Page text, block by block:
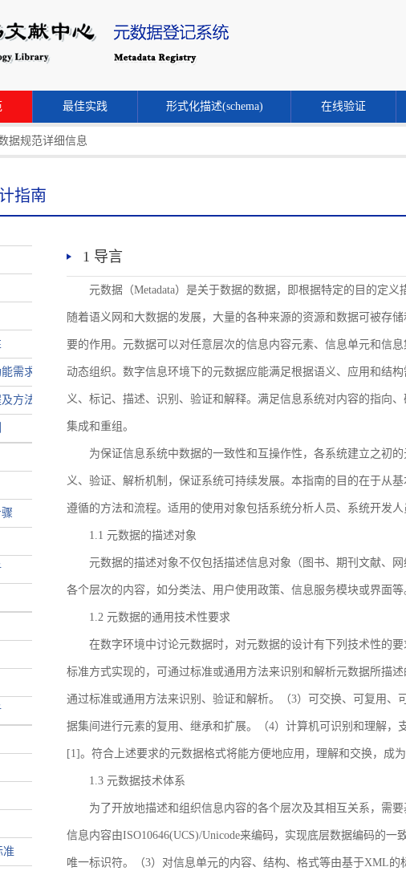
最佳实践 形式化描述(schema) 在线验证
据规范详细信息
指南
需求
方法
准
1 导言
元数据（Metadata）是关于数据的数据，即根据特定的目的定
随着语义网和大数据的发展，大量的各种来源的资源和数据可被存
要的作用。元数据可以对任意层次的信息内容元素、信息单元和信
动态组织。数字信息环境下的元数据应能满足根据语义、应用和结
义、标记、描述、识别、验证和解释。满足信息系统对内容的指向
集成和重组。
为保证信息系统中数据的一致性和互操作性，各系统建立之初
义、验证、解析机制，保证系统可持续发展。本指南的目的在于从
遵循的方法和流程。适用的使用对象包括系统分析人员、系统开发
1.1 元数据的描述对象
元数据的描述对象不仅包括描述信息对象（图书、期刊文献、
各个层次的内容，如分类法、用户使用政策、信息服务模块或界面等
1.2 元数据的通用技术性要求
在数字环境中讨论元数据时，对元数据的设计有下列技术性的
标准方式实现的，可通过标准或通用方法来识别和解析元数据所描
通过标准或通用方法来识别、验证和解析。（3）可交换、可复用
据集间进行元素的复用、继承和扩展。（4）计算机可识别和理解
[1]。符合上述要求的元数据格式将能方便地应用，理解和交换，成
1.3 元数据技术体系
为了开放地描述和组织信息内容的各个层次及其相互关系，需
信息内容由ISO10646(UCS)/Unicode来编码，实现底层数据编码的
唯一标识符。（3）对信息单元的内容、结构、格式等由基于XML